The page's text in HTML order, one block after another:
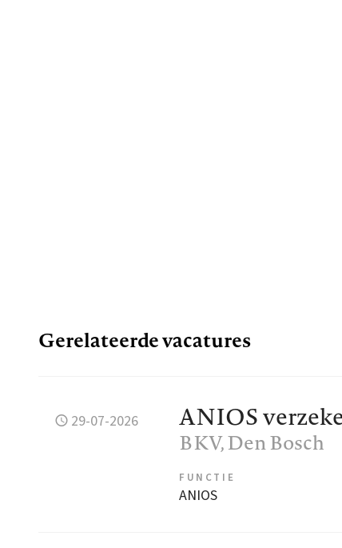
Gerelateerde vacatures
29-07-2026 ANIOS
BKV, Den Bosch
FUNCTIE
ANIOS